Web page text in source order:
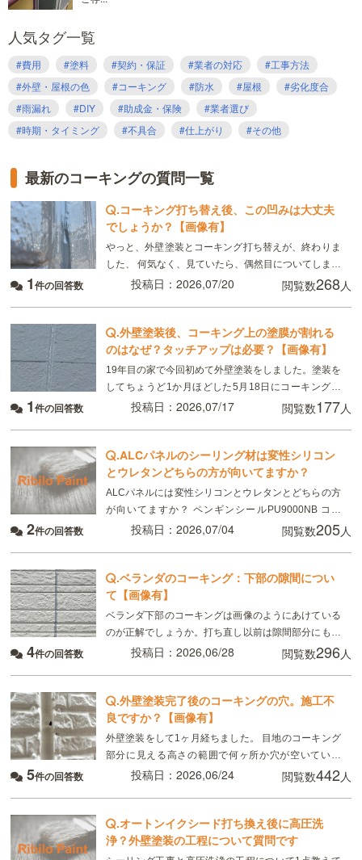
人気タグ一覧
#費用 #塗料 #契約・保証 #業者の対応
#工事方法
#外壁・屋根の色
#コーキング #防水 #屋根
#劣化度合
#雨漏れ
#DIY #助成金・保険
#業者選び
#時期・タイミング
#不具合 #仕上がり #その他
最新のコーキングの質問一覧
.コーキング打ち替え後、この凹みは大丈夫
でしょうか？【画像有】
やっと、外壁塗装とコーキング打ち替えが、終わりま
した、 何気なく、見ていたら、偶然目についてしまっ
たのですが、 画像のように コーキングの端にマイナ
1件の回答数 投稿日：2026,07/20 閲覧数268人
.外壁塗装後、コーキング上の塗膜が割れる
のはなぜ？タッチアップは必要？【画像有】
19年目の家で今回初めて外壁塗装をしました。塗装を
してちょうど1か月ほどした5月18日にコーキング上
の塗膜が割れていることに気が付きました。家は灰色
1件の回答数 投稿日：2026,07/17 閲覧数177人
.ALCパネルのシーリング材は変性シリコン
とウレタンどちらの方が向いてますか？
ALCパネルには変性シリコンとウレタンとどちらの方
が向いてますか？ ペンギンシールPU9000NB コニ
シ 変性シール MSシール
2件の回答数 投稿日：2026,07/04 閲覧数205人
.ベランダのコーキング：下部の隙間につい
て【画像有】
ベランダ下部のコーキングは画像のようにあけている
のが正解でしょうか。打ち直し以前は隙間部分にもコ
ーキングが一部されていました。水抜きのための隙間
4件の回答数 投稿日：2026,06/28 閲覧数296人
.外壁塗装完了後のコーキングの穴。施工不
良ですか？【画像有】
外壁塗装をして1ヶ月経ちました。 目地のコーキング
部分に見える高さの範囲で何ヶ所か穴が空いていま
5件の回答数 投稿日：2026,06/24 閲覧数442人
.オートンイクシード打ち換え後に高圧洗
浄？外壁塗装の工程について質問です